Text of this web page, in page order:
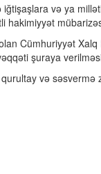
və ya
hakimiyyət
Cümhuriyyət Xalq
şuraya
və səsvermə